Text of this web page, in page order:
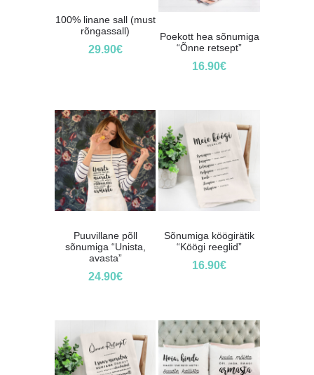
100% linane sall (must
rõngassall)
29.90€
Poekott hea sõnumiga
“Õnne retsept”
16.90€
Puuvillane põll
sõnumiga “Unista,
avasta”
24.90€
Sõnumiga köögirätik
“Köögi reeglid”
16.90€